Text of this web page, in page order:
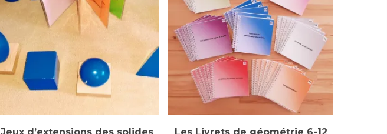
Sélectionner Des Options Lire La Suite